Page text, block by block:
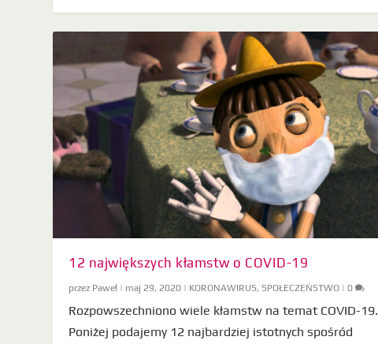
12 największych kłamstw o COVID-19
przez Paweł | maj 29, 2020 | KORONAWIRUS,SPOŁECZEŃSTWO |0
Rozpowszechniono wiele kłamstw na temat COVID-19.
Poniżej podajemy 12 najbardziej istotnych spośród